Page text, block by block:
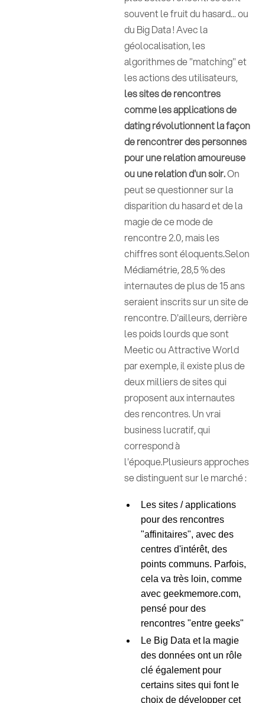
souvent le fruit du hasard... ou
du Big Data ! Avec la
géolocalisation, les
algorithmes de "matching" et
les actions des utilisateurs,
les sites de rencontres
comme les applications de
dating révolutionnent la façon
de rencontrer des personnes
pour une relation amoureuse
ou une relation d'un soir.On
peut se questionner sur la
disparition du hasard et de la
magie de ce mode de
rencontre 2.0, mais les
chiffres sont éloquents.Selon
Médiamétrie, 28,5 % des
internautes de plus de 15 ans
seraient inscrits sur un site de
rencontre. D'ailleurs, derrière
les poids lourds que sont
Meetic ou Attractive World
par exemple, il existe plus de
deux milliers de sites qui
proposent aux internautes
des rencontres. Un vrai
business lucratif, qui
correspond à
l'époque.Plusieurs approches
se distinguent sur le marché :
Les sites / applications
pour des rencontres
"affinitaires", avec des
centres d'intérêt, des
points communs. Parfois,
cela va très loin, comme
avec geekmemore.com,
pensé pour des
rencontres "entre geeks"
Le Big Data et la magie
des données ont un rôle
clé également pour
certains sites qui font le
choix de développer cet